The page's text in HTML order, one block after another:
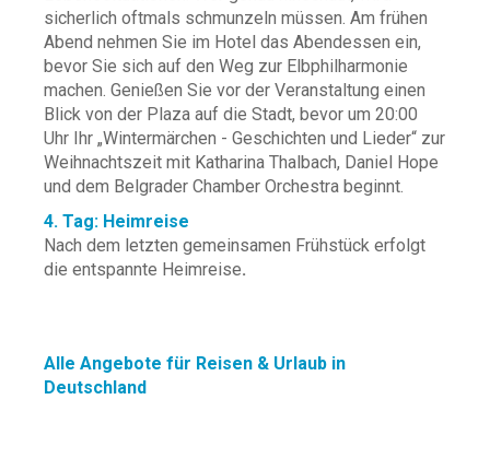
sicherlich oftmals schmunzeln müssen. Am frühen
Abend nehmen Sie im Hotel das Abendessen ein,
bevor Sie sich auf den Weg zur Elbphilharmonie
machen. Genießen Sie vor der Veranstaltung einen
Blick von der Plaza auf die Stadt, bevor um 20:00
Uhr Ihr „Wintermärchen - Geschichten und Lieder“ zur
Weihnachtszeit mit Katharina Thalbach, Daniel Hope
und dem Belgrader Chamber Orchestra beginnt.
4. Tag: Heimreise
Nach dem letzten gemeinsamen Frühstück erfolgt
die entspannte Heimreise.
Alle Angebote für Reisen & Urlaub in
Deutschland